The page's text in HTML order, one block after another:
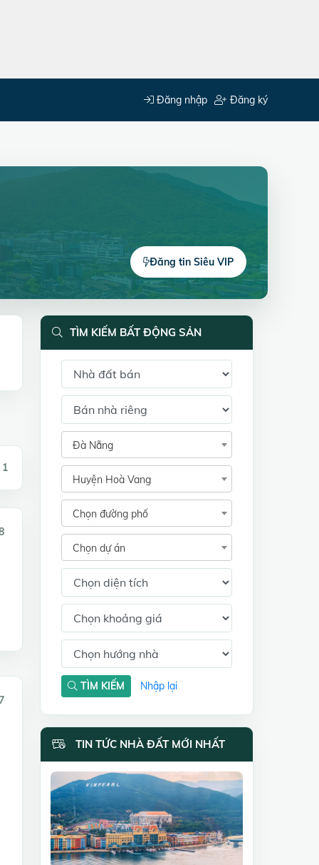
Đăng nhập Đăng ký
Đăng tin Siêu VIP
TÌM KIẾM BẤT ĐỘNG SẢN
Đà Nẵng
Huyện Hoà Vang
Chọn đường phố
Chọn dự án
TÌM KIẾM Nhập lại
TIN TỨC NHÀ ĐẤT MỚI NHẤT